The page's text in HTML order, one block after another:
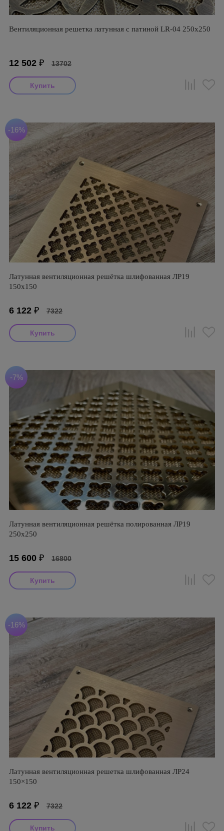
Вентиляционная решетка латунная с патиной LR-04 250х250
12 502 ₽ 13702
-16%
Латунная вентиляционная решётка шлифованная ЛР19
150х150
6 122 ₽ 7322
-7%
Латунная вентиляционная решётка полированная ЛР19
250х250
15 600 ₽ 16800
-16%
Латунная вентиляционная решетка шлифованная ЛР24
150×150
6 122 ₽ 7322